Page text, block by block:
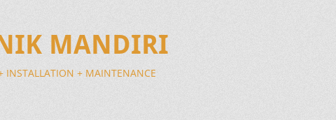
MANDIRI
INSTALLATION + MAINTENANCE